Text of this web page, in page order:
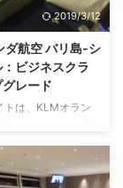
アメックスからの
て新たに知ったこと
。 特典航空券は燃
ジが必要ない デル
空券(提携航空会
油サーチャージが
よ！ 今年の1月に
た大韓航 ...
2019/3/12
ダ航空 バリ島-シ
ビジネスクラ
レード
トは、KLMオラン
ンガポールチャン
）。 行きはエコノ
ォートゾーンにアッ